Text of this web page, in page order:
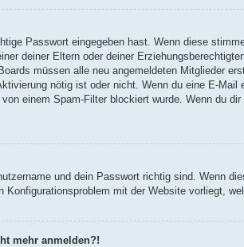
Passwort eingegeben hast. Wenn diese
deiner Eltern oder deiner
müssen alle neu angemeldeten Mitglieder
nötig ist oder nicht. Wenn du eine E-
einem Spam-Filter blockiert wurde. Wenn du
und dein Passwort richtig sind. Wenn
mit der Website vorliegt,
mehr anmelden?!